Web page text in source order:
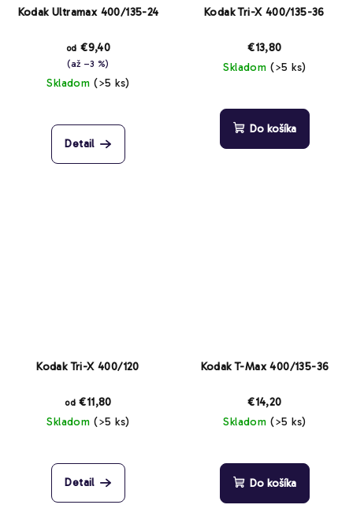
Kodak Ultramax 400/135-24
od €9,40
(až –3 %)
Skladom (>5 ks)
Detail
Kodak Tri-X 400/135-36
€13,80
Skladom (>5 ks)
hodnotenie
produktu
Do košíka
Kodak Tri-X 400/120
od €11,80
Skladom (>5 ks)
hodnotenie
produktu
Detail
Kodak T-Max 400/135-36
€14,20
Skladom (>5 ks)
hodnotenie
produktu
Do košíka